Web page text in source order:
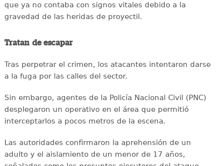
que ya no contaba con signos vitales debido a la
gravedad de las heridas de proyectil.
Tratan de escapar
Tras perpetrar el crimen, los atacantes intentaron darse
a la fuga por las calles del sector.
Sin embargo, agentes de la Policía Nacional Civil (PNC)
desplegaron un operativo en el área que permitió
interceptarlos a pocos metros de la escena.
Las autoridades confirmaron la aprehensión de un
adulto y el aislamiento de un menor de 17 años,